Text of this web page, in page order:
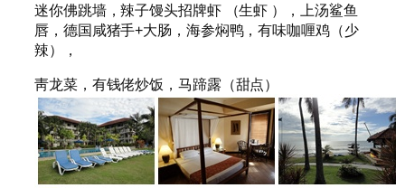
迷你佛跳墙，辣子馒头招牌虾 （生虾 ），上汤鲨鱼
唇，德国咸猪手+大肠，海参焖鸭，有味咖喱鸡（少
辣），
靑龙菜，有钱佬炒饭，马蹄露（甜点）